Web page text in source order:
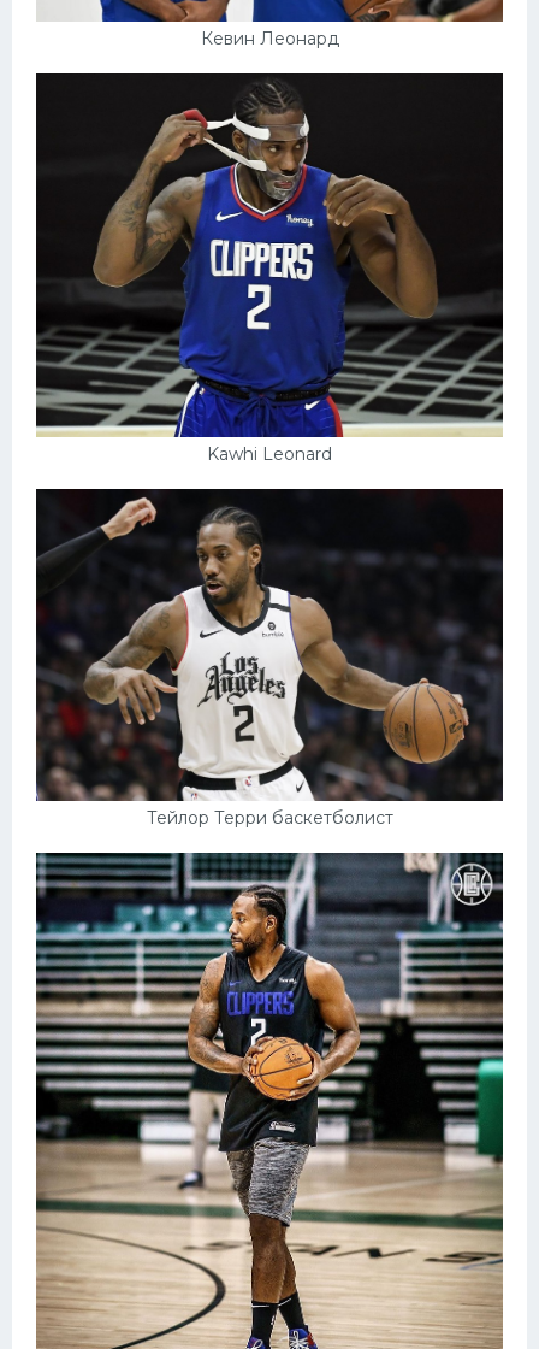
Кевин Леонард
Kawhi Leonard
Тейлор Терри баскетболист